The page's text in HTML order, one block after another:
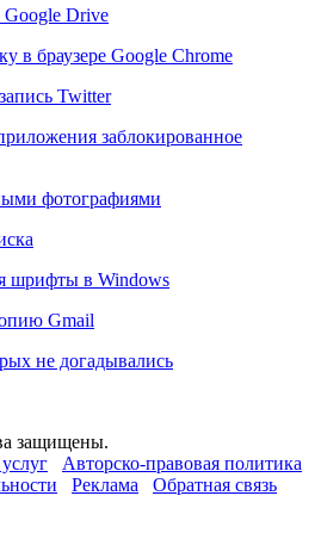
Google Drive
в браузере Google Chrome
Twitter
заблокированное
фотографиями
шрифты в Windows
Gmail
не догадывались
защищены.
Авторско-правовая политика
Реклама Обратная связь